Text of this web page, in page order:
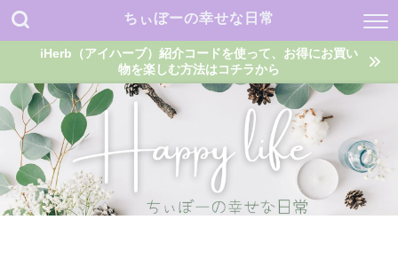
ちぃぼーの幸せな日常
iHerb（アイハーブ）紹介コードを使って、お得にお買い
物を楽しむ方法はコチラから